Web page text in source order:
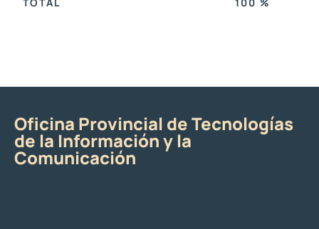
Oficina Provincial de Tecnologías
de la Información y la
Comunicación